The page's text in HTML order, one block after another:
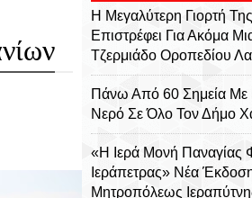
Η Μεγαλύτερη Γιορτή
Επιστρέφει Για Ακόμα
Τζερμιάδο Οροπεδίου
Πάνω Από 60 Σημεία Με
Νερό Σε Όλο Τον Δήμο
«Η Ιερά Μονή Παναγίας
Ιεράπετρας» Νέα
Μητροπόλεως